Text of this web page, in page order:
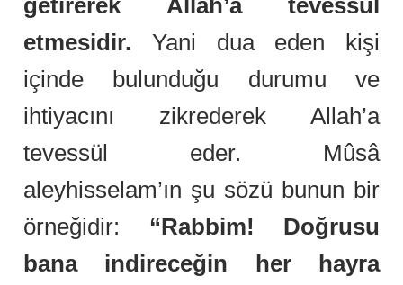
etmesidir. Yani dua eden kişi
içinde bulunduğu durumu ve
ihtiyacını zikrederek Allah’a
tevessül eder. Mûsâ
aleyhisselam’ın şu sözü bunun bir
örneğidir: “Rabbim! Doğrusu
bana indireceğin her hayra